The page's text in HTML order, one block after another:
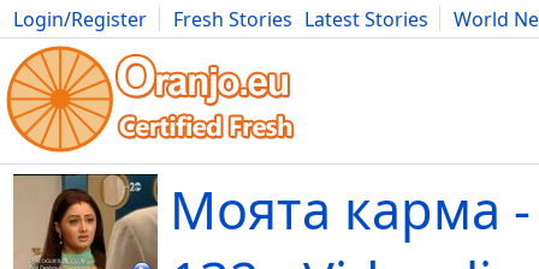
Login/Register Fresh Stories Latest Stories
World
Movies Anime Music Art Cars Advice Science
Моята карма